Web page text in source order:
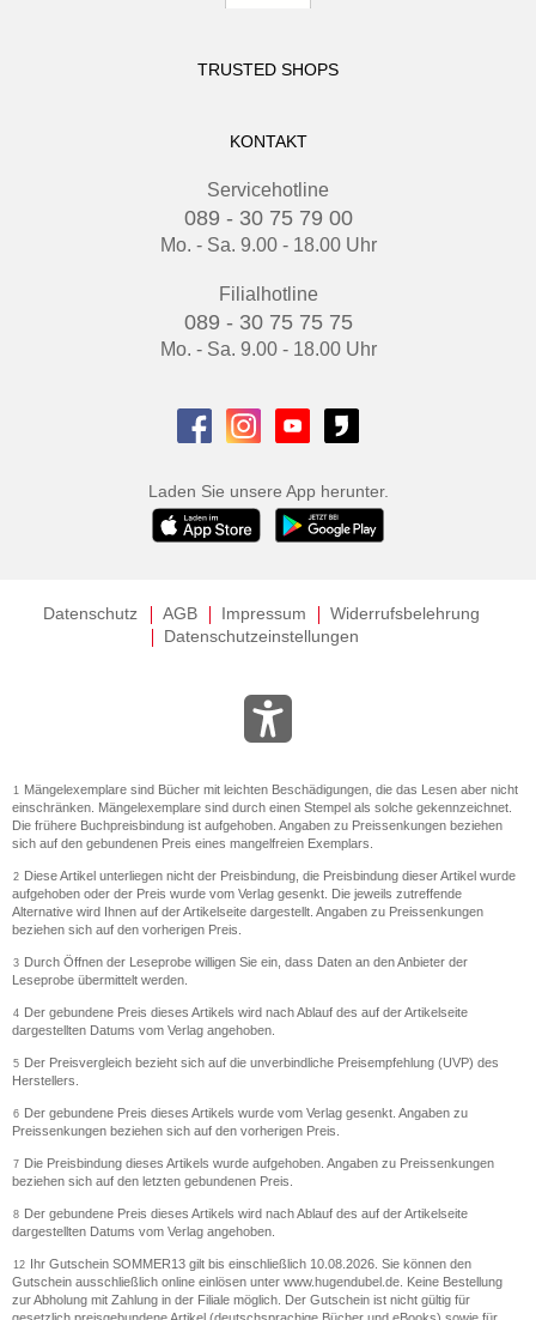
TRUSTED SHOPS
KONTAKT
Servicehotline
089 - 30 75 79 00
Mo. - Sa. 9.00 - 18.00 Uhr
Filialhotline
089 - 30 75 75 75
Mo. - Sa. 9.00 - 18.00 Uhr
Laden Sie unsere App herunter.
Datenschutz AGB Impressum
Widerrufsbelehrung
Datenschutzeinstellungen
1
Mängelexemplare sind Bücher mit leichten Beschädigungen, die das Lesen aber nicht
einschränken. Mängelexemplare sind durch einen Stempel als solche gekennzeichnet.
Die frühere Buchpreisbindung ist aufgehoben. Angaben zu Preissenkungen beziehen
sich auf den gebundenen Preis eines mangelfreien Exemplars.
2 Diese Artikel unterliegen nicht der Preisbindung, die Preisbindung dieser Artikel wurde
aufgehoben oder der Preis wurde vom Verlag gesenkt. Die jeweils zutreffende
Alternative wird Ihnen auf der Artikelseite dargestellt. Angaben zu Preissenkungen
beziehen sich auf den vorherigen Preis.
3 Durch Öffnen der Leseprobe willigen Sie ein, dass Daten an den Anbieter der
Leseprobe übermittelt werden.
4 Der gebundene Preis dieses Artikels wird nach Ablauf des auf der Artikelseite
dargestellten Datums vom Verlag angehoben.
5 Der Preisvergleich bezieht sich auf die unverbindliche Preisempfehlung (UVP) des
Herstellers.
6 Der gebundene Preis dieses Artikels wurde vom Verlag gesenkt. Angaben zu
Preissenkungen beziehen sich auf den vorherigen Preis.
7 Die Preisbindung dieses Artikels wurde aufgehoben. Angaben zu Preissenkungen
beziehen sich auf den letzten gebundenen Preis.
8 Der gebundene Preis dieses Artikels wird nach Ablauf des auf der Artikelseite
dargestellten Datums vom Verlag angehoben.
12 Ihr Gutschein SOMMER13 gilt bis einschließlich 10.08.2026. Sie können den
Gutschein ausschließlich online einlösen unter www.hugendubel.de. Keine Bestellung
zur Abholung mit Zahlung in der Filiale möglich. Der Gutschein ist nicht gültig für